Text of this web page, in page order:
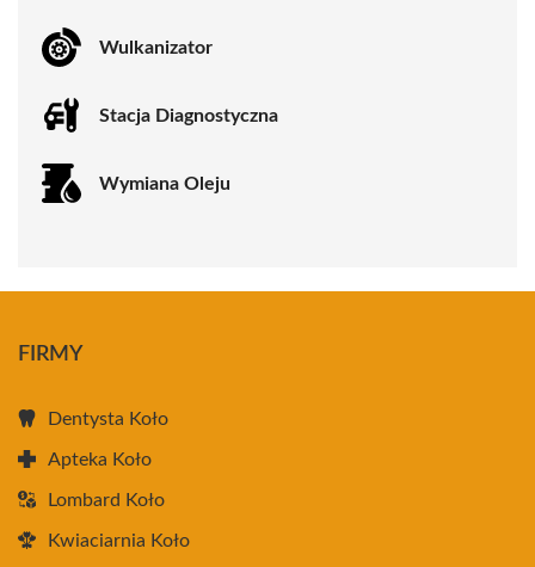
Wulkanizator
Stacja Diagnostyczna
Wymiana Oleju
FIRMY
Dentysta Koło
Apteka Koło
Lombard Koło
Kwiaciarnia Koło